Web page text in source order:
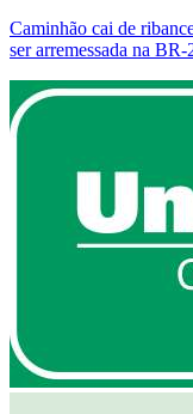
Caminhão cai de
ser arremessada na BR-